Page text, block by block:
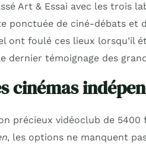
Art & Essai avec les trois
ponctuée de ciné-débats et
ont foulé ces lieux lorsqu’il
dernier témoignage des
cinémas
précieux vidéoclub de 5400
, les options ne manquent